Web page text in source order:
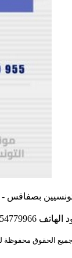
بصفاقس -
جميع الحقوق محفوظة